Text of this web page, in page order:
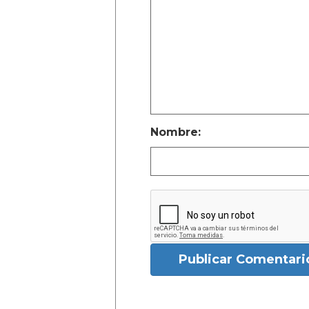
Nombre:
Publicar